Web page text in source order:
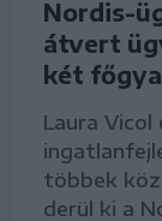
Nordis-
átvert
két
Laura Vicol
többek
derül ki a